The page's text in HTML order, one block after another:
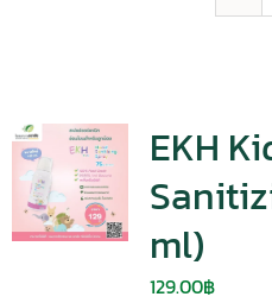
EKH
ml)
129.00฿